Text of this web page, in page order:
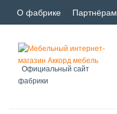
О фабрике Партнёрам
Официальный сайт
фабрики